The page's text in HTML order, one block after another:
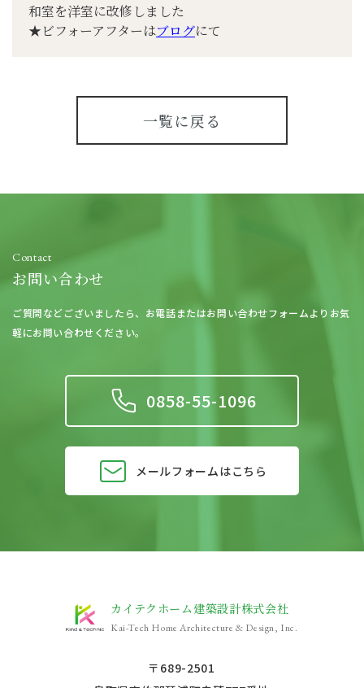
和室を洋室に改修しました
★ビフォーアフターはブログにて
一覧に戻る
Contact
お問い合わせ
ご質問などございましたら、 お電話またはお問い合わせフォームよりお気
軽にお問い合わせください。
0858-55-1096
メールフォームはこちら
カイテクホーム建築設計株式会社
Kai-Tech Home Architecture & Design, Inc.
〒689-2501